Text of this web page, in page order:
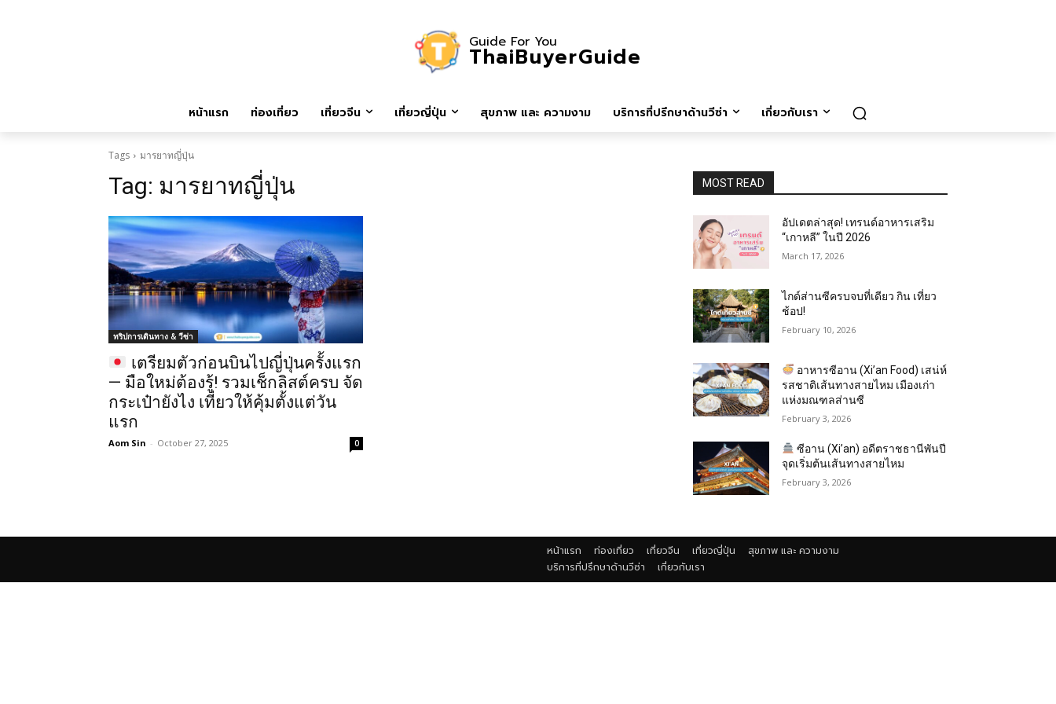
Guide For You
ThaiBuyerGuide
หน้าแรก ท่องเที่ยว เที่ยวจีน เที่ยวญี่ปุ่น สุขภาพ และ ความงาม บริการที่ปรึกษาด้านวีซ่า เกี่ยวกับเรา
Tags มารยาทญี่ปุ่น
Tag: มารยาทญี่ปุ่น
ทริปการเดินทาง & วีซ่า
เตรียมตัวก่อนบินไปญี่ปุ่นครั้งแรก
— มือใหม่ต้องรู้! รวมเช็กลิสต์ครบ จัด
กระเป๋ายังไง เที่ยวให้คุ้มตั้งแต่วัน
แรก
Aom Sin - October 27, 2025 0
MOST READ
อัปเดตล่าสุด! เทรนด์อาหารเสริม
“เกาหลี” ในปี 2026
March 17, 2026
ไกด์ส่านซีครบจบที่เดียว กิน เที่ยว
ช้อป!
February 10, 2026
อาหารซีอาน (Xi’an Food) เสน่ห์
รสชาติเส้นทางสายไหม เมืองเก่า
แห่งมณฑลส่านซี
February 3, 2026
ซีอาน (Xi’an) อดีตราชธานีพันปี
จุดเริ่มต้นเส้นทางสายไหม
February 3, 2026
หน้าแรก ท่องเที่ยว เที่ยวจีน เที่ยวญี่ปุ่น
สุขภาพ และ ความงาม
บริการที่ปรึกษาด้านวีซ่า
เกี่ยวกับเรา